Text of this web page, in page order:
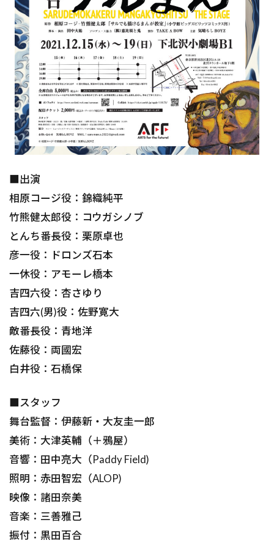
■出演
相原コージ役：錦織純平
竹熊健太郎役：コウガシノブ
とんち番長役：栗原卓也
彦一役：ドロンズ石本
一休役：アモーレ橋本
吉四六役：杏さゆり
吉四六(男)役：佐野寛大
敵番長役：青地洋
佐藤役：両國宏
白井役：石橋保
■スタッフ
舞台監督：伊藤新・大友圭一郎
美術：大津英輔（＋鴉屋）
音響：田中亮大（Paddy Field)
照明：赤田智宏（ALOP)
映像：諸田奈美
音楽：三善雅己
振付：黒田百合